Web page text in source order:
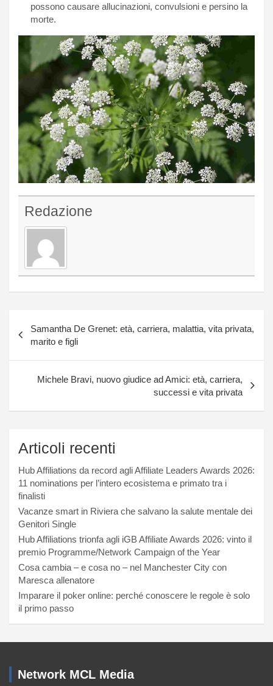
possono causare allucinazioni, convulsioni e persino la
morte.
Redazione
articoli
Samantha De Grenet: età, carriera, malattia, vita privata,
marito e figli
Michele Bravi, nuovo giudice ad Amici: età, carriera,
successi e vita privata
Articoli recenti
Hub Affiliations da record agli Affiliate Leaders Awards 2026:
11 nominations per l’intero ecosistema e primato tra i
finalisti
Vacanze smart in Riviera che salvano la salute mentale dei
Genitori Single
Hub Affiliations trionfa agli iGB Affiliate Awards 2026: vinto il
premio Programme/Network Campaign of the Year
Cosa cambia – e cosa no – nel Manchester City con
Maresca allenatore
Imparare il poker online: perché conoscere le regole è solo
il primo passo
Network MCL Media